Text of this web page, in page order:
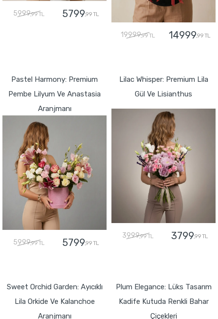
5999,99 TL 5799,99 TL
19999,99 TL 14999,99 TL
Pastel Harmony: Premium
Pembe Lilyum Ve Anastasia
Aranjmanı
5999,99 TL 5799,99 TL
Lilac Whisper: Premium Lila
Gül Ve Lisianthus
3999,99 TL 3799,99 TL
Sweet Orchid Garden: Ayıcıklı
Lila Orkide Ve Kalanchoe
Aranjmanı
Plum Elegance: Lüks Tasarım
Kadife Kutuda Renkli Bahar
Çiçekleri